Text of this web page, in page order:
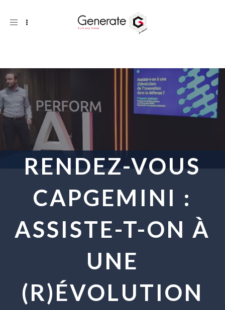
Toggle
RENDEZ-VOUS
CAPGEMINI :
ASSISTE-T-ON À
UNE
(R)ÉVOLUTION